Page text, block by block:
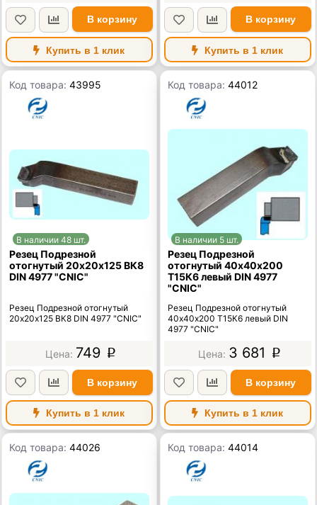
В корзину
Купить в 1 клик
В корзину
Купить в 1 клик
Код товара:43995
В наличии 48 шт.
Резец Подрезной
отогнутый 20х20х125 ВК8
DIN 4977 "CNIC"
Резец Подрезной отогнутый
20х20х125 ВК8 DIN 4977 "CNIC"
749 p
В корзину
Купить в 1 клик
Код товара:44012
В наличии 5 шт.
Резец Подрезной
отогнутый 40х40х200
Т15К6 левый DIN 4977
"CNIC"
Резец Подрезной отогнутый
40х40х200 Т15К6 левый DIN
4977 "CNIC"
3 681 p
В корзину
Купить в 1 клик
Код товара:44026 Код товара:44014